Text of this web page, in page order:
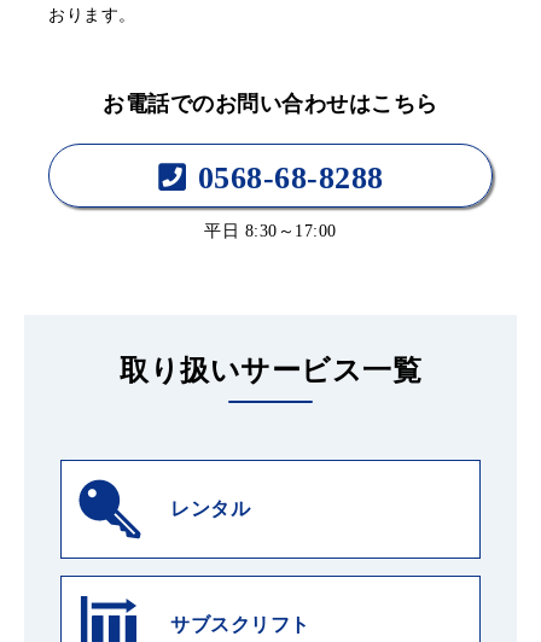
おります。
お電話でのお問い合わせはこちら
0568-68-8288
平日 8:30～17:00
取り扱いサービス一覧
レンタル
サブスクリフト